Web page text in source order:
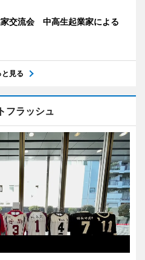
交流会 中高生起業家による
と見る
フラッシュ